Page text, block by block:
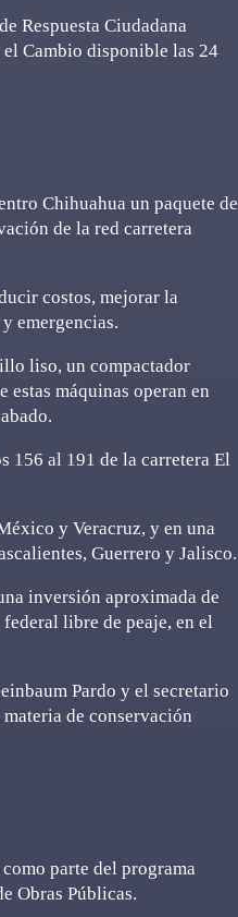
Respuesta Ciudadana
Cambio disponible las 24
Chihuahua un paquete de
de la red carretera
costos, mejorar la
emergencias.
liso, un compactador
estas máquinas operan en
156 al 191 de la carretera El
y Veracruz, y en una
Guerrero y Jalisco.
inversión aproximada de
libre de peaje, en el
Pardo y el secretario
de conservación
parte del programa
Obras Públicas.